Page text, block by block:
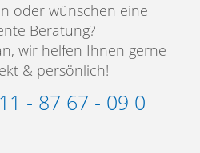
oder wünschen eine
Beratung?
wir helfen Ihnen gerne
& persönlich!
- 87 67 - 09 0